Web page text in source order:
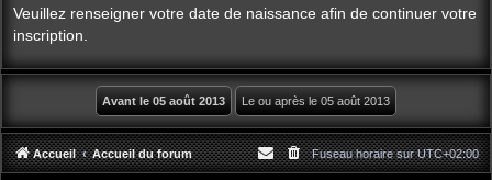
Veuillez renseigner votre date de naissance afin de continuer votre
inscription.
Accueil Accueil du forum Fuseau horaire surUTC+02:00